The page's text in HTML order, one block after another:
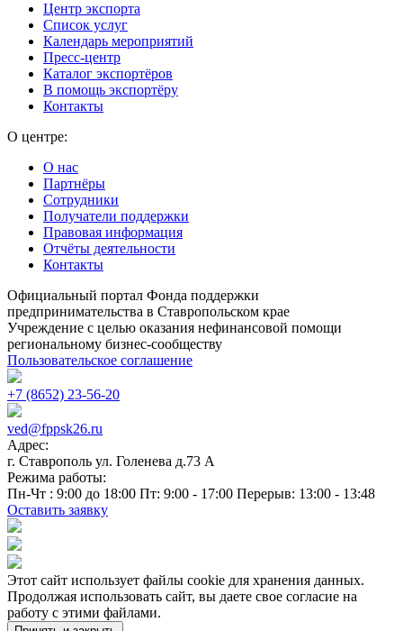
Центр экспорта
Список услуг
Календарь мероприятий
Пресс-центр
Каталог экспортёров
В помощь экспортёру
Контакты
О центре:
О нас
Партнёры
Сотрудники
Получатели поддержки
Правовая информация
Отчёты деятельности
Контакты
Официальный портал Фонда поддержки
предпринимательства в Ставропольском крае
Учреждение с целью оказания нефинансовой помощи
региональному бизнес-сообществу
Пользовательское соглашение
+7 (8652) 23-56-20
ved@fppsk26.ru
Адрес:
г. Ставрополь ул. Голенева д.73 A
Режима работы:
Пн-Чт : 9:00 до 18:00 Пт: 9:00 - 17:00 Перерыв: 13:00 - 13:48
Оставить заявку
Этот сайт использует файлы cookie для хранения данных.
Продолжая использовать сайт, вы даете свое согласие на
работу с этими файлами.